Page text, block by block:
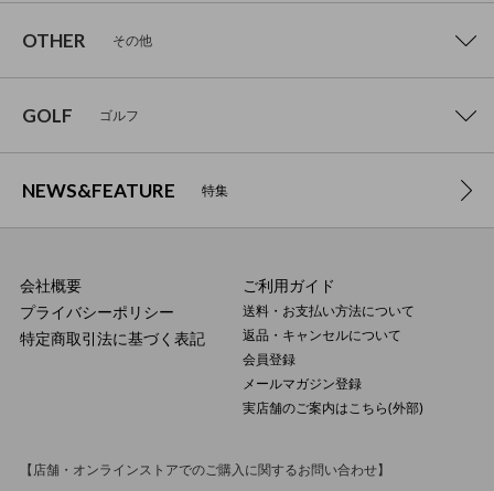
OTHER その他
GOLF ゴルフ
NEWS&FEATURE 特集
会社概要
プライバシーポリシー
特定商取引法に基づく表記
ご利用ガイド
送料・お支払い方法について
返品・キャンセルについて
会員登録
メールマガジン登録
実店舗のご案内はこちら(外部)
【店舗・オンラインストアでのご購入に関するお問い合わせ】